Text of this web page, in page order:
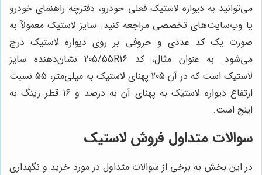
می‌توانید به دیواره لاستیک فعلی خودرو، دفترچه راهنمای خودرو
یا وب‌سایت‌های تخصصی مراجعه کنید. سایز لاستیک معمولاً به
صورت یک کد عددی و حروفی بر روی دیواره لاستیک درج
می‌شود. به عنوان مثال، کد 205/55R16 نشان‌دهنده سایز
لاستیک است که در آن 205 پهنای لاستیک به میلی‌متر، 55 نسبت
ارتفاع دیواره لاستیک به پهنای آن به درصد و 16 قطر رینگ به
اینچ است.
سوالات متداول فروش لاستیک
در این بخش به برخی از سوالات متداول در مورد خرید و نگهداری